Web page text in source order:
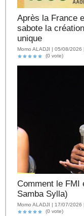
Après la France
sabote la
unique
Momo ALADJI | 05/08/2026
(0 vote)
Comment le FMI
Samba Sylla)
Momo ALADJI | 17/07/2026
(0 vote)